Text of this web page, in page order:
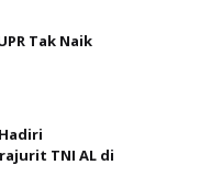
Tak Naik
TNI AL di